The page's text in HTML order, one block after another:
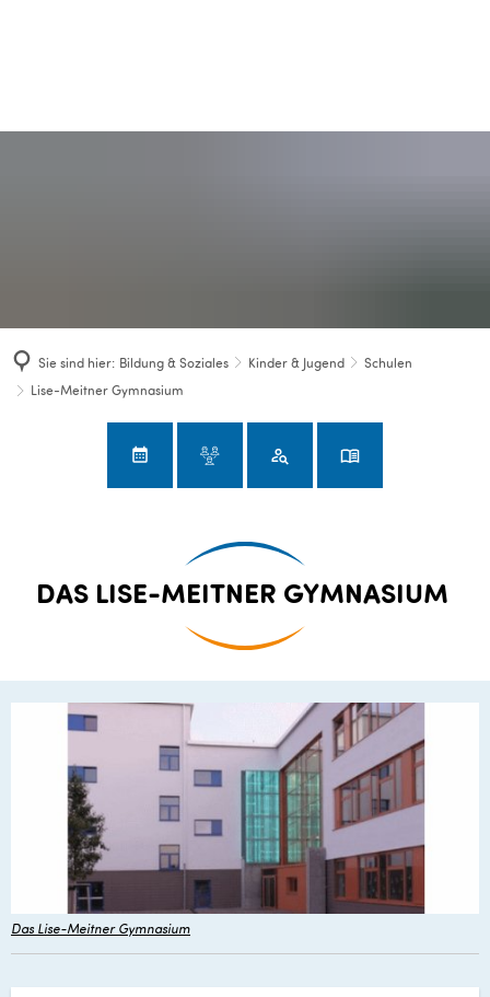
Sie sind hier: Bildung & Soziales Kinder & Jugend
Schulen
Lise-Meitner Gymnasium
Lise-DAS LISE-MEITNER GYMNASIUM
Das Lise-Meitner Gymnasium